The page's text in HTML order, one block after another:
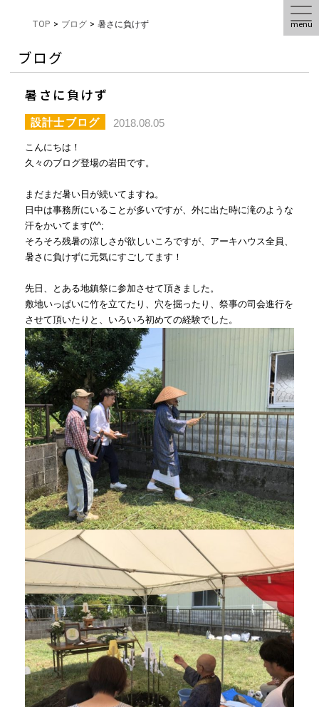
menu
TOP > ブログ > 暑さに負けず
ブログ
暑さに負けず
設計士ブログ 2018.08.05
こんにちは！
久々のブログ登場の岩田です。
まだまだ暑い日が続いてますね。
日中は事務所にいることが多いですが、外に出た時に滝のような
汗をかいてます(^^;
そろそろ残暑の涼しさが欲しいころですが、アーキハウス全員、
暑さに負けずに元気にすごしてます！
先日、とある地鎮祭に参加させて頂きました。
敷地いっぱいに竹を立てたり、穴を掘ったり、祭事の司会進行を
させて頂いたりと、いろいろ初めての経験でした。